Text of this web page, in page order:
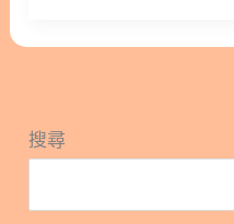
較像是點心或營養補充
不具備維持貓咪長期健
罐貓的日常飲食核心 一
您就能更輕鬆地為愛寵
AAFCO 營養標準：了解
視角：歐洲權威
界的 NRC 營養標準角色
選
搜尋